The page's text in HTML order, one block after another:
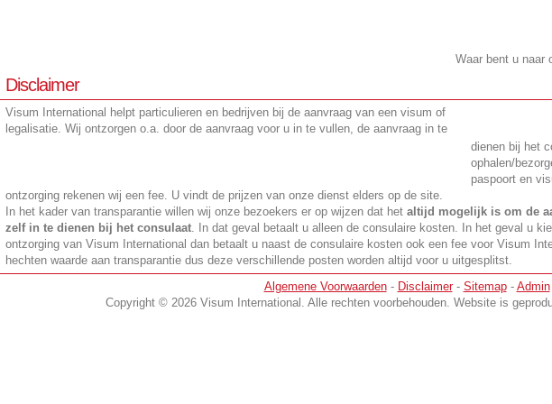
Waar bent u naar
Disclaimer
Visum International helpt particulieren en bedrijven bij de aanvraag van een visum of
legalisatie. Wij ontzorgen o.a. door de aanvraag voor u in te vullen, de aanvraag in te
dienen bij het
ophalen/
paspoort en
ontzorging rekenen wij een fee. U vindt de prijzen van onze dienst elders op de site.
In het kader van transparantie willen wij onze bezoekers er op wijzen dat het altijd mogelijk is om de
zelf in te dienen bij het consulaat. In dat geval betaalt u alleen de consulaire kosten. In het geval u
ontzorging van Visum International dan betaalt u naast de consulaire kosten ook een fee voor Visum
hechten waarde aan transparantie dus deze verschillende posten worden altijd voor u uitgesplitst.
Algemene Voorwaarden- Disclaimer- Sitemap- Admin
Copyright © 2026 Visum International. Alle rechten voorbehouden. Website is